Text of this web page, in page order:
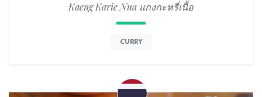
Kaeng Karie Nua แกงกะหรี่เนื้อ
CURRY